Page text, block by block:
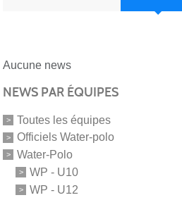
Aucune news
NEWS PAR ÉQUIPES
Toutes les équipes
Officiels Water-polo
Water-Polo
WP - U10
WP - U12